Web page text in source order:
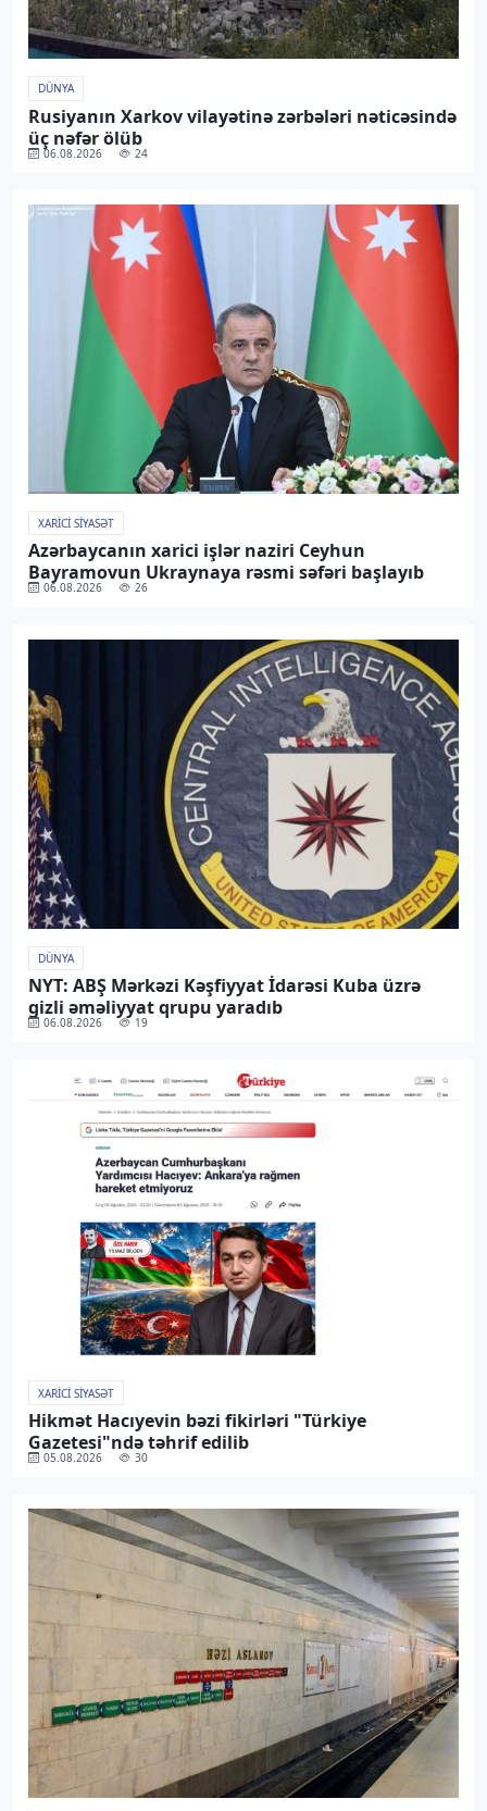
DÜNYA
Rusiyanın Xarkov vilayətinə zərbələri nəticəsində
üç nəfər ölüb
06.08.2026 24
XARICI SIYASƏT
Azərbaycanın xarici işlər naziri Ceyhun
Bayramovun Ukraynaya rəsmi səfəri başlayıb
06.08.2026 26
DÜNYA
NYT: ABŞ Mərkəzi Kəşfiyyat İdarəsi Kuba üzrə
gizli əməliyyat qrupu yaradıb
06.08.2026 19
XARICI SIYASƏT
Hikmət Hacıyevin bəzi fikirləri "Türkiye
Gazetesi"ndə təhrif edilib
05.08.2026 30